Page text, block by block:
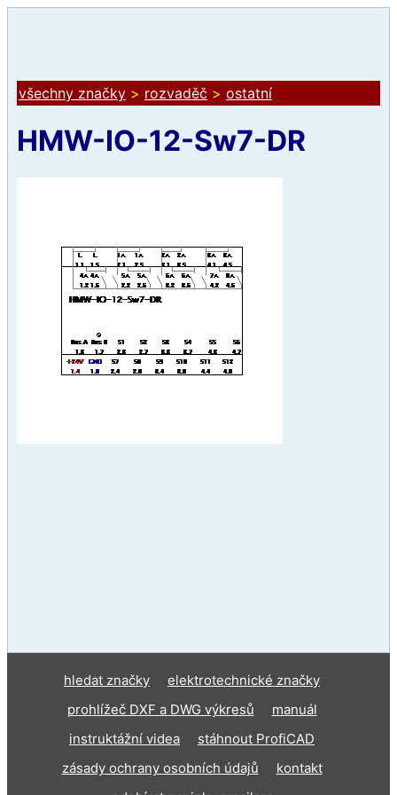
všechny značky > rozvaděč > ostatní
HMW-IO-12-Sw7-DR
hledat značky
elektrotechnické značky
prohlížeč DXF a DWG výkresů
manuál
instruktážní videa
stáhnout ProfiCAD
zásady ochrany osobních údajů
kontakt